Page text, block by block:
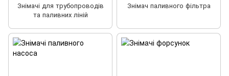
Знімачі для трубопроводів
та паливних ліній
Знімач паливного фільтра